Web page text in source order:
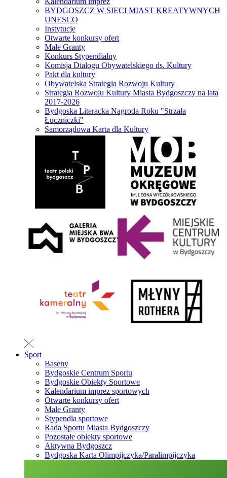
BYDGOSZCZ W SIECI MIAST KREATYWNYCH
UNESCO
Instytucje
Otwarte konkursy ofert
Małe Granty
Konkurs Stypendialny
Komisja Dialogu Obywatelskiego ds. Kultury
Pakt dla kultury
Obywatelska Strategia Rozwoju Kultury
Strategia Rozwoju Kultury Miasta Bydgoszczy na lata
2017-2026
Bydgoska Literacka Nagroda Roku "Strzała
Łuczniczki"
Samorządowa Karta dla Kultury
Sport
Baseny
Bydgoskie Centrum Sportu
Bydgoskie Obiekty Sportowe
Kalendarium imprez sportowych
Otwarte konkursy ofert
Małe Granty
Stypendia sportowe
Rada Sportu Miasta Bydgoszczy
Pozostałe obiekty sportowe
Aktywna Bydgoszcz
Bydgoska Karta Olimpijczyka/Paralimpijczyka